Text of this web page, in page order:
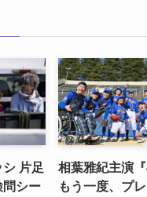
シ 片足
問シー
相葉雅紀主演
もう一度、プ